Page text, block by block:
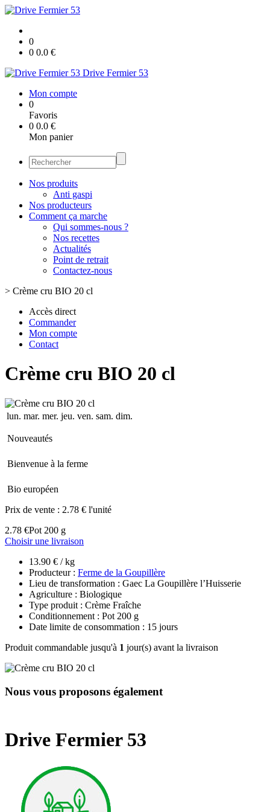
0
0 0.0 €
Drive Fermier 53
Mon compte
0
Favoris
0 0.0 €
Mon panier
Nos produits
Anti gaspi
Nos producteurs
Comment ça marche
Qui sommes-nous ?
Nos recettes
Actualités
Point de retrait
Contactez-nous
> Crème cru BIO 20 cl
Accès direct
Commander
Mon compte
Contact
Crème cru BIO 20 cl
lun. mar. mer. jeu. ven. sam. dim.
Nouveautés
Bienvenue à la ferme
Bio européen
Prix de vente : 2.78 € l'unité
2.78 €Pot 200 g
Choisir une livraison
13.90 € / kg
Producteur : Ferme de la Goupillère
Lieu de transformation : Gaec La Goupillère l’Huisserie
Agriculture : Biologique
Type produit : Crème Fraîche
Conditionnement : Pot 200 g
Date limite de consommation : 15 jours
Produit commandable jusqu'à 1 jour(s) avant la livraison
Nous vous proposons également
Drive Fermier 53